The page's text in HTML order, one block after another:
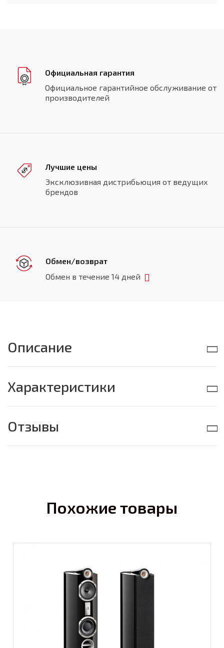
Официальная гарантия
Официальное гарантийное обслуживание от
производителей
Лучшие цены
Эксклюзивная дистрибьюция от ведущих
брендов
Обмен/возврат
Обмен в течение 14 дней
Описание
Характеристики
Отзывы
Похожие товары